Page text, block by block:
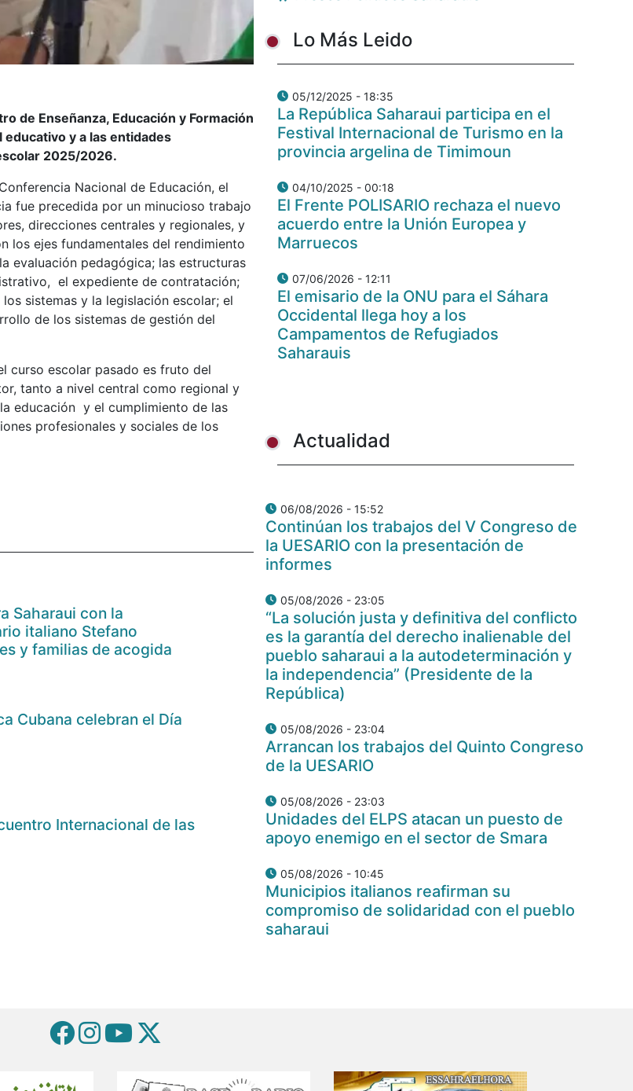
de Enseñanza, Educación y Formación
educativo y a las entidades
2025/2026.
Nacional de Educación, el
fue precedida por un minucioso trabajo
direcciones centrales y regionales, y
los ejes fundamentales del rendimiento
evaluación pedagógica; las estructuras
el expediente de contratación;
sistemas y la legislación escolar; el
de los sistemas de gestión del
curso escolar pasado es fruto del
tanto a nivel central como regional y
educación y el cumplimiento de las
profesionales y sociales de los
Saharaui con la
italiano Stefano
y familias de acogida
Cubana celebran el Día
Internacional de las
Lo Más Leido
05/12/2025 - 18:35
La República Saharaui participa en el
Festival Internacional de Turismo en la
provincia argelina de Timimoun
04/10/2025 - 00:18
El Frente POLISARIO rechaza el nuevo
acuerdo entre la Unión Europea y
Marruecos
07/06/2026 - 12:11
El emisario de la ONU para el Sáhara
Occidental llega hoy a los
Campamentos de Refugiados
Saharauis
Actualidad
06/08/2026 - 15:52
Continúan los trabajos del V Congreso de
la UESARIO con la presentación de
informes
05/08/2026 - 23:05
“La solución justa y definitiva del conflicto
es la garantía del derecho inalienable del
pueblo saharaui a la autodeterminación y
la independencia” (Presidente de la
República)
05/08/2026 - 23:04
Arrancan los trabajos del Quinto Congreso
de la UESARIO
05/08/2026 - 23:03
Unidades del ELPS atacan un puesto de
apoyo enemigo en el sector de Smara
05/08/2026 - 10:45
Municipios italianos reafirman su
compromiso de solidaridad con el pueblo
saharaui